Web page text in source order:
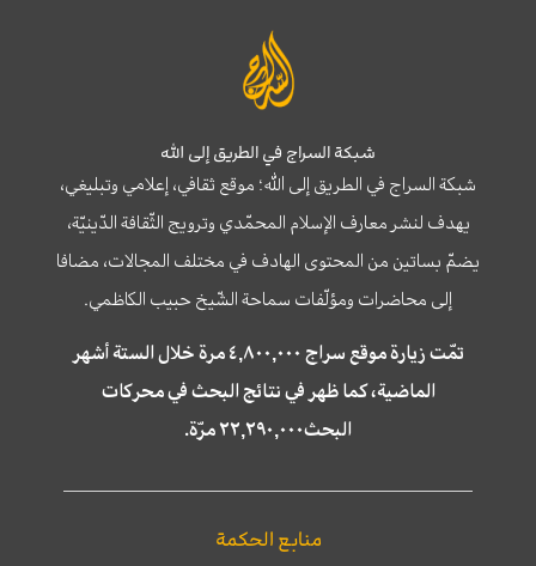
شبكة السراج في الطريق إلى الله
شبكة السراج في الطريق إلى الله؛ موقع ثقافي، إعلامي وتبليغي،
يهدف لنشر معارف الإسلام المحمّدي وترويج الثّقافة الدّينيّة،
يضمّ بساتين من المحتوى الهادف في مختلف المجالات، مضافا
إلى محاضرات ومؤلّفات سماحة الشّيخ حبيب الكاظمي.
تمّت زيارة موقع سراج ٤,٨٠٠,٠٠٠ مرة خلال الستة أشهر
الماضية، كما ظهر في نتائج البحث في محركات
البحث٢٢,٢٩٠,٠٠٠ مرّة.
منابع الحكمة